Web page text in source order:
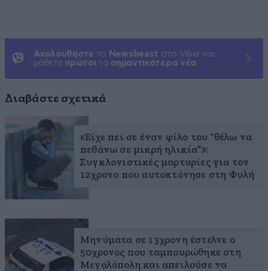
Ακολουθήστε το Newsbeast στο Viber και
μάθετε πρώτοι τα σημαντικότερα νέα
Διαβάστε σχετικά
«Είχε πει σε έναν φίλο του “θέλω να
πεθάνω σε μικρή ηλικία”»:
Συγκλονιστικές μαρτυρίες για τον
12χρονο που αυτοκτόνησε στη Φυλή
Μηνύματα σε 13χρονη έστελνε ο
50χρονος που ταμπουρώθηκε στη
Μεγαλόπολη και απειλούσε να